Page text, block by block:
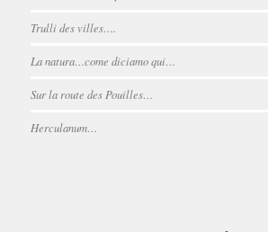
Trulli des villes….
La natura…come diciamo qui…
Sur la route des Pouilles…
Herculanum…